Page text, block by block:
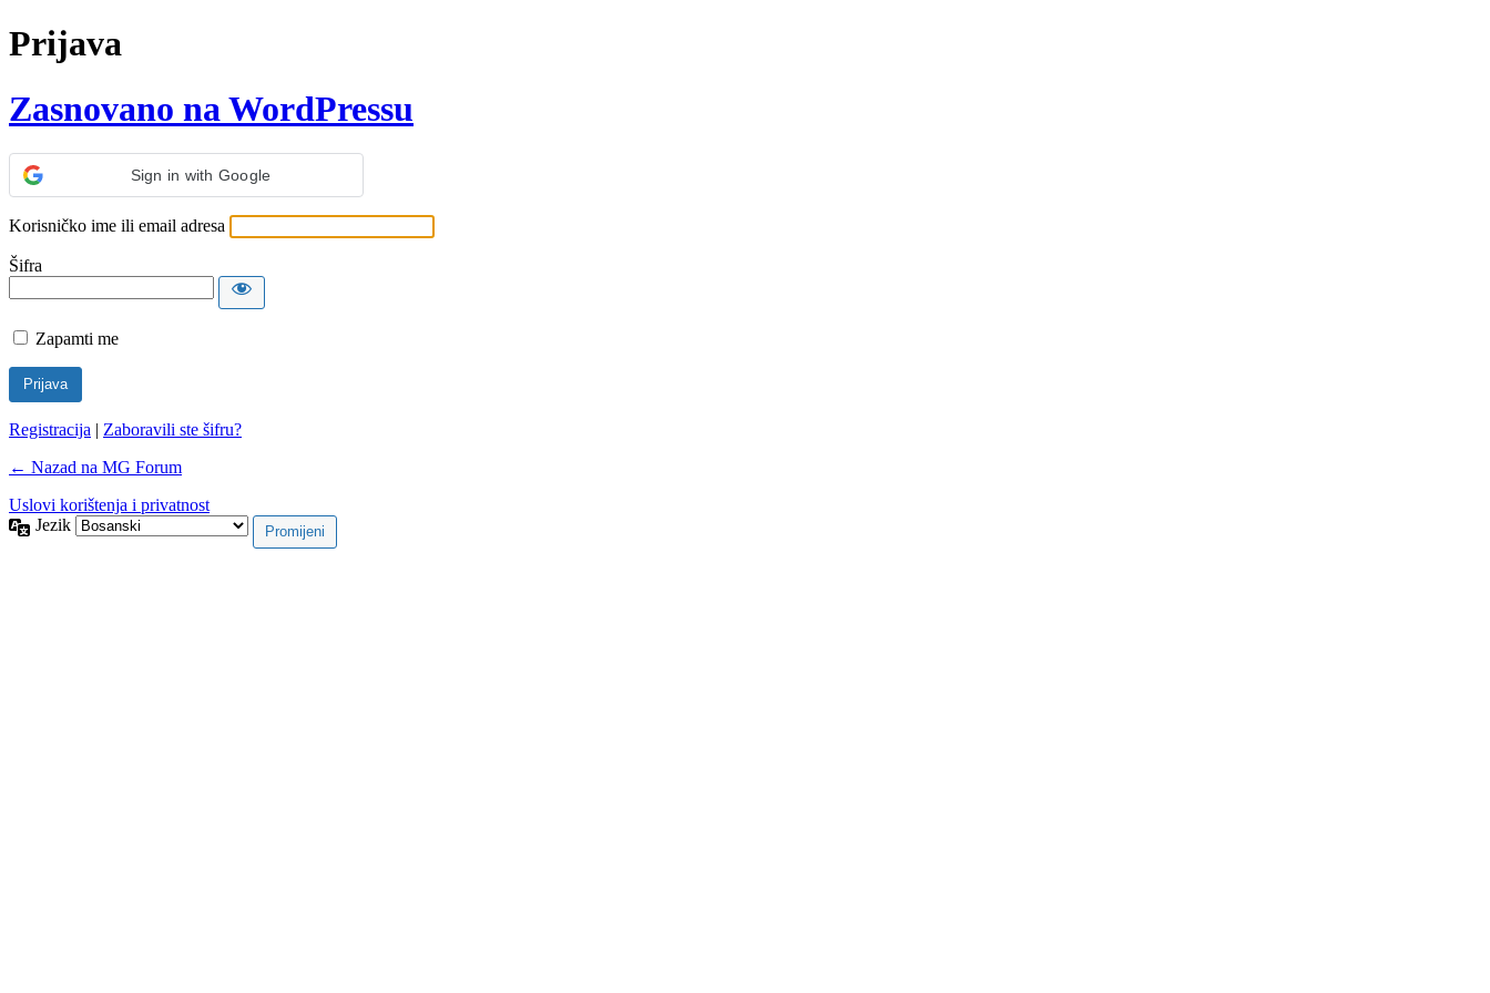
Prijava
Zasnovano na WordPressu
Sign in with Google
Korisničko ime ili email adresa
Šifra
Zapamti me
Registracija | Zaboravili ste šifru?
← Nazad na MG Forum
Uslovi korištenja i privatnost
Jezik